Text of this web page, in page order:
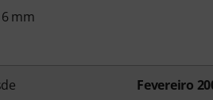
mm
Fevereiro